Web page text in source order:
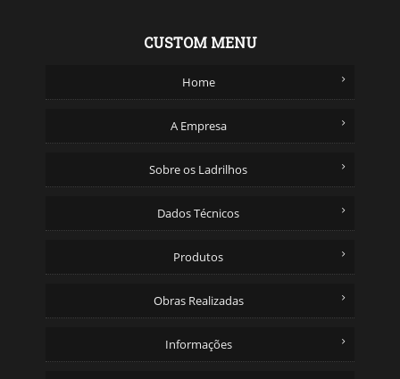
CUSTOM MENU
Home
A Empresa
Sobre os Ladrilhos
Dados Técnicos
Produtos
Obras Realizadas
Informações